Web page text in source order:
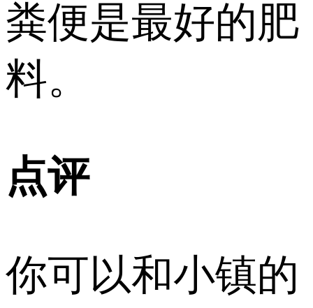
粪便是最好的肥
料。
点评
你可以和小镇的